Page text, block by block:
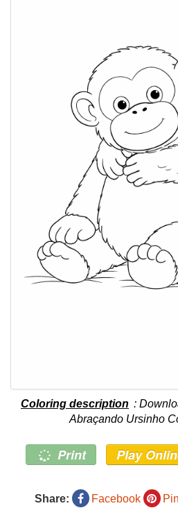
Coloring description :
Abraçando Ursinho
Print Play
Share: Facebook